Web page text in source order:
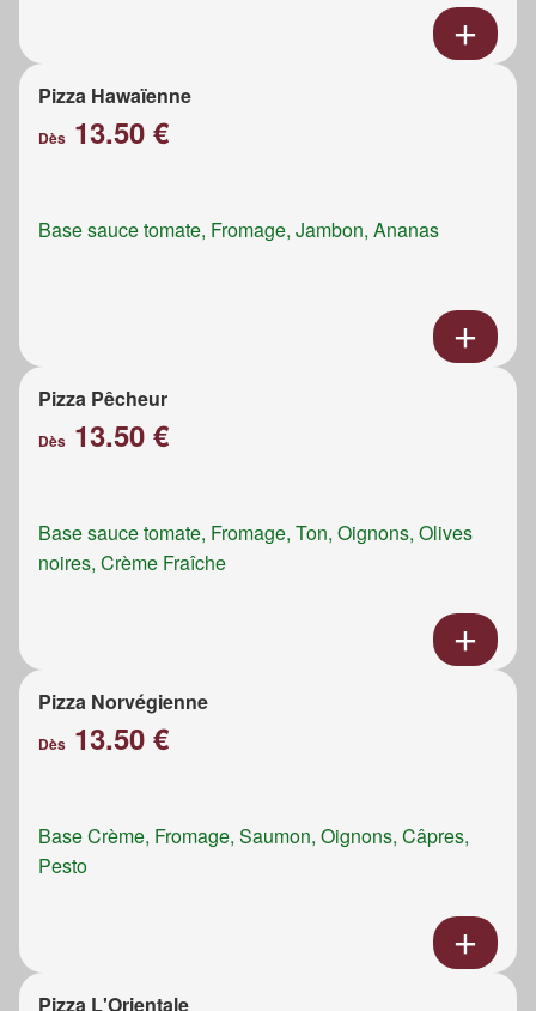
Pizza Hawaïenne
Dès 13.50 €
Base sauce tomate, Fromage, Jambon, Ananas
Pizza Pêcheur
Dès 13.50 €
Base sauce tomate, Fromage, Ton, Oignons, Olives
noires, Crème Fraîche
Pizza Norvégienne
Dès 13.50 €
Base Crème, Fromage, Saumon, Oignons, Câpres,
Pesto
Pizza L'Orientale